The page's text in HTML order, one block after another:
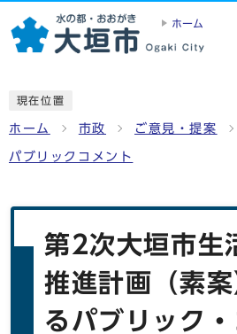
ホーム
現在位置
ホーム 市政 ご意見・提案
パブリックコメント
第2次大垣市生
推進計画（素
るパブリック